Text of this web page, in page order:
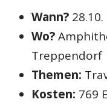
Wann?
Wo?
Treppendorf
Themen:
Kosten: 769